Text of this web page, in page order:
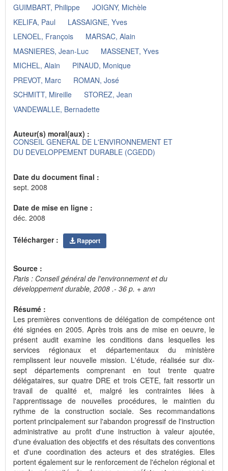
GUIMBART, Philippe
JOIGNY, Michèle
KELIFA, Paul
LASSAIGNE, Yves
LENOEL, François
MARSAC, Alain
MASNIERES, Jean-Luc
MASSENET, Yves
MICHEL, Alain
PINAUD, Monique
PREVOT, Marc
ROMAN, José
SCHMITT, Mireille
STOREZ, Jean
VANDEWALLE, Bernadette
Auteur(s) moral(aux) :
CONSEIL GENERAL DE L'ENVIRONNEMENT ET
DU DEVELOPPEMENT DURABLE (CGEDD)
Date du document final :
sept. 2008
Date de mise en ligne :
déc. 2008
Télécharger : Rapport
Source :
Paris : Conseil général de l'environnement et du
développement durable, 2008 .- 36 p. + ann
Résumé :
Les premières conventions de délégation de compétence ont
été signées en 2005. Après trois ans de mise en oeuvre, le
présent audit examine les conditions dans lesquelles les
services régionaux et départementaux du ministère
remplissent leur nouvelle mission. L'étude, réalisée sur dix-
sept départements comprenant en tout trente quatre
délégataires, sur quatre DRE et trois CETE, fait ressortir un
travail de qualité et, malgré les contraintes liées à
l'apprentissage de nouvelles procédures, le maintien du
rythme de la construction sociale. Ses recommandations
portent principalement sur l'abandon progressif de l'instruction
administrative au profit d'une instruction à valeur ajoutée,
d'une évaluation des objectifs et des résultats des conventions
et d'une coordination des acteurs et des stratégies. Elles
portent également sur le renforcement de l'échelon régional et